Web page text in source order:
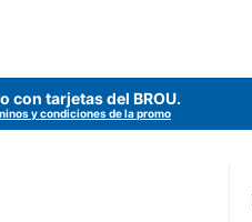
con tarjetas del BROU.
y condiciones de la promo